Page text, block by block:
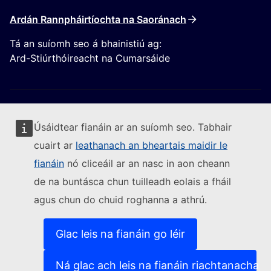
Úsáidtear fianáin ar an suíomh seo. Tabhair
cuairt ar leathanach an bheartais maidir le
fianáin nó cliceáil ar an nasc in aon cheann
de na buntásca chun tuilleadh eolais a fháil
agus chun do chuid roghanna a athrú.
Glac leis na fianáin go léir
Ná glac ach leis na fianáin riachtanacha
Ardán Rannpháirtíochta na Saoránach
Tá an suíomh seo á bhainistiú ag:
Ard-Stiúrthóireacht na Cumarsáide
Lean an Coimisiún Eorpach
Sonraí teagmhála(External link)
Leochaileacht TF a thuairisciú(External link)
Teangacha ar ár suíomhanna gréasáin(External link)
(External link)
Beartas príobháideachais
Fógra dlíthiúil
(External link)